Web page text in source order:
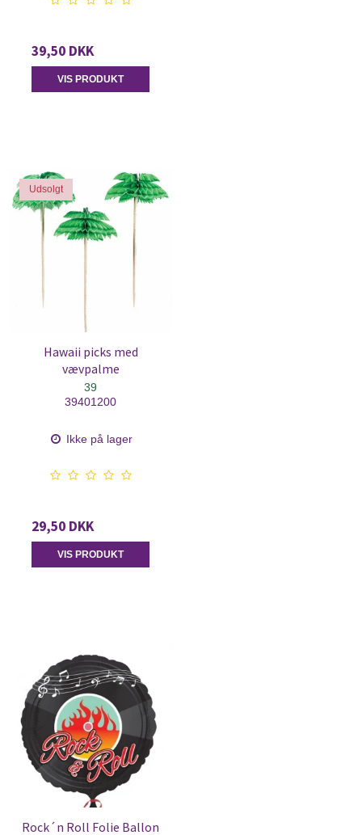
39,50 DKK
VIS PRODUKT
Udsolgt
Hawaii picks med
vævpalme
39
39401200
Ikke på lager
29,50 DKK
VIS PRODUKT
Rock´n Roll Folie Ballon